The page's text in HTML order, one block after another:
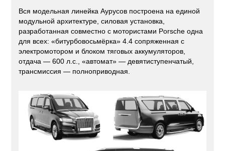
Вся модельная линейка Аурусов построена на единой
модульной архитектуре, силовая установка,
разработанная совместно с мотористами Porsche одна
для всех: «битурбовосьмёрка» 4.4 сопряженная с
электромотором и блоком тяговых аккумуляторов,
отдача — 600 л.с., «автомат» — девятиступенчатый,
трансмиссия — полноприводная.